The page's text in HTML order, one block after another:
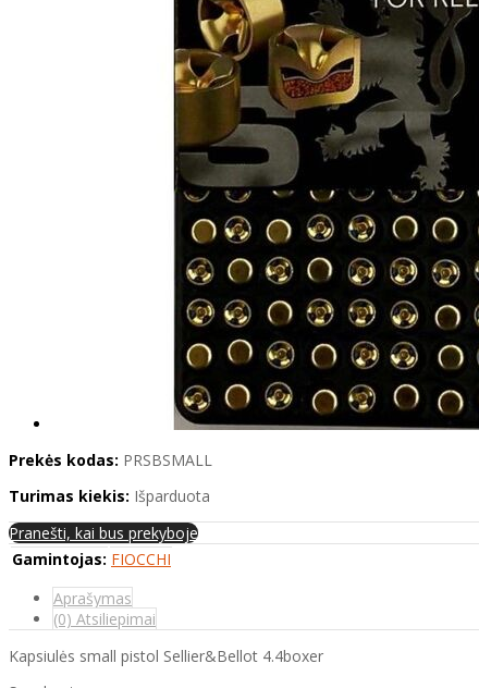
Prekės kodas: PRSBSMALL
Turimas kiekis: Išparduota
Pranešti, kai bus prekyboje
Gamintojas: FIOCCHI
Aprašymas
(0) Atsiliepimai
Kapsiulės small pistol Sellier&Bellot 4.4boxer